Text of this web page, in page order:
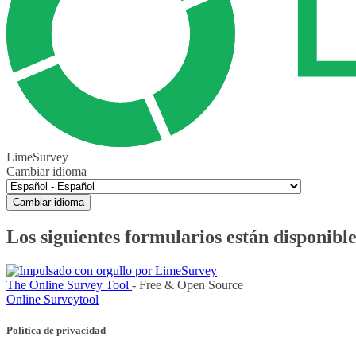
LimeSurvey
Cambiar idioma
Cambiar idioma
Los siguientes formularios están
The Online Survey Tool - Free & Open Source
Online Surveytool
Política de privacidad